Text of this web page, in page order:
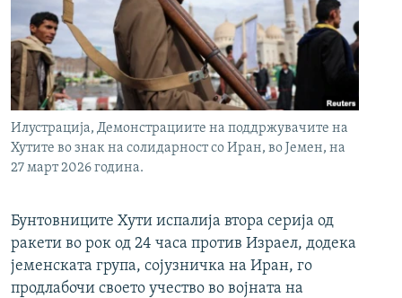
Илустрација, Демонстрациите на поддржувачите на
Хутите во знак на солидарност со Иран, во Јемен, на
27 март 2026 година.
Бунтовниците Хути испалија втора серија од
ракети во рок од 24 часа против Израел, додека
јеменската група, сојузничка на Иран, го
продлабочи своето учество во војната на